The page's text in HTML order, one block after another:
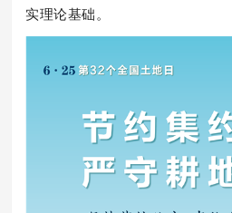
实理论基础。